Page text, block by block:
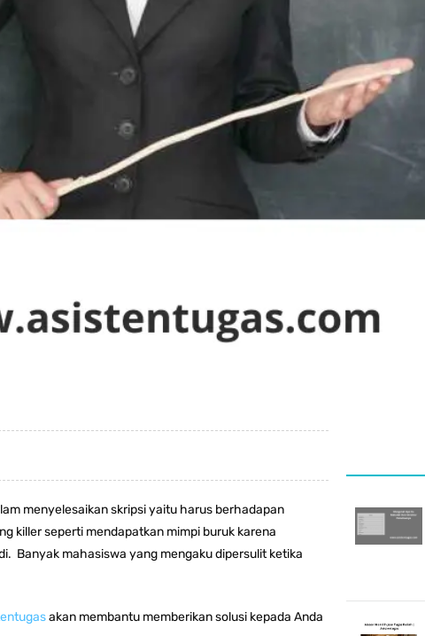
menyelesaikan skripsi yaitu harus berhadapan
killer seperti mendapatkan mimpi buruk karena
Banyak mahasiswa yang mengaku dipersulit ketika
akan membantu memberikan solusi kepada Anda